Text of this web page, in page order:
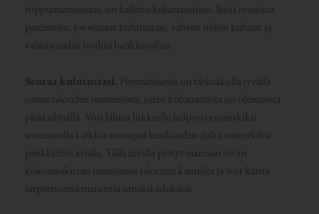
riippumattomuus, on hallittu kuluttaminen. Siinä onnistut
paremmin, jos seuraat kulutustasi, valitset mihin kulutat ja
valmistaudut isoihin hankintoihin.
Seuraa kulutustasi. Firettämisessä on tärkeää olla jyvällä
oman talouden numeroista, joten kuluttamista on olennaista
pitää silmällä. Voit lähteä liikkeelle helposti esimerkiksi
seuraamalla kaikkia menojasi kuukauden ajalta esimerkiksi
pankkitilisi avulla. Tällä tavalla pystyt saamaan oivan
kokonaiskuvan menoistasi taloutesi kannalta ja voit karsia
tarpeettomia menoeriä omaksi eduksesi.